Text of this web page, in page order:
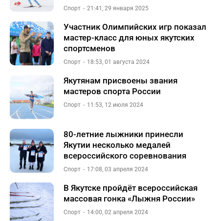
Спорт 21:41, 29 января 2025
Участник Олимпийских игр показал
мастер-класс для юных якутских
спортсменов
Спорт 18:53, 01 августа 2024
Якутянам присвоены звания
мастеров спорта России
Спорт 11:53, 12 июля 2024
80-летние лыжники принесли
Якутии несколько медалей
всероссийского соревнования
Спорт 17:08, 03 апреля 2024
В Якутске пройдёт всероссийская
массовая гонка «Лыжня России»
Спорт 14:00, 02 апреля 2024